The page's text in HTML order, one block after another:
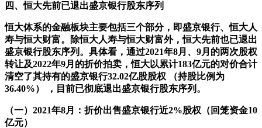
四、恒大先前已退出盛京银行股东序列
恒大体系的金融板块主要包括三个部分，即盛京银行、恒大人
寿与恒大财富。除恒大人寿与恒大财富外，恒大先前也已退出
盛京银行股东序列。具体看，通过2021年8月、9月的两次股权
转让及2022年9月的折价拍卖，恒大以累计183亿元的对价合计
清空了其持有的盛京银行32.02亿股股权 （持股比例为
36.40%） ，目前已彻底退出盛京银行股东序列。
（一）2021年8月：折价出售盛京银行近2%股权（回笼资金10
亿元）